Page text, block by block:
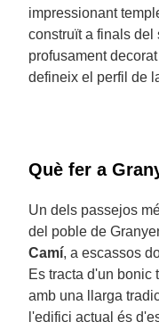
impressionant
construït a finals del
profusament
defineix el perfil de
Què fer a
Un dels passejos
del poble de
Camí, a escassos
Es tracta d'un bonic
amb una llarga
l'edifici actual és